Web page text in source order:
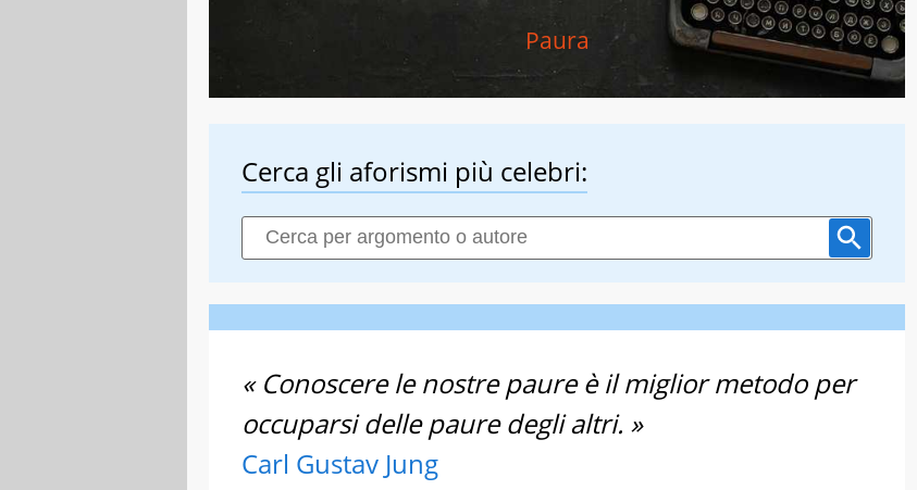
Paura
Cerca gli aforismi più celebri:
« Conoscere le nostre paure è il miglior metodo per
occuparsi delle paure degli altri. »
Carl Gustav Jung